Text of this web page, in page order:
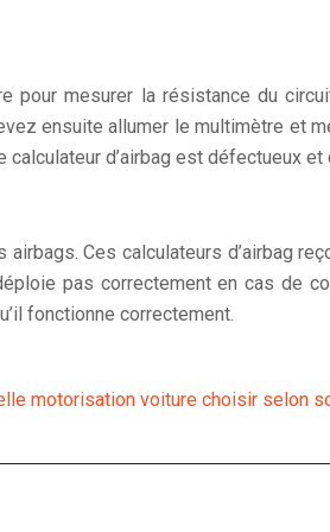
pour mesurer la résistance du
ensuite allumer le multimètre et
d’airbag est défectueux et
Ces calculateurs d’airbag
pas correctement en cas de
fonctionne correctement.
motorisation voiture choisir selon